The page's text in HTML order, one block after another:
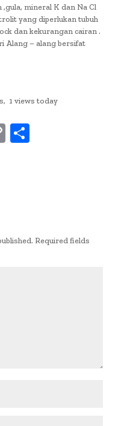
,gula, mineral K dan Na Cl
yang diperlukan tubuh
dan kekurangan cairan .
Alang – alang bersifat
1 views today
C
k
S
Required fields